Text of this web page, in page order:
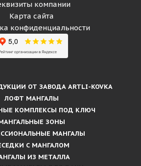
компании
Карта сайта
конфиденциальности
ОТ ЗАВОДА ARTLI-KOVKA
ЛОФТ МАНГАЛЫ
КОМПЛЕКСЫ ПОД КЛЮЧ
ЗОНЫ
МАНГАЛЫ
С МАНГАЛОМ
ИЗ МЕТАЛЛА